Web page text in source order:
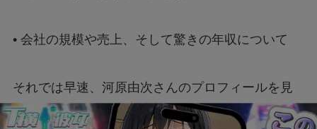
• 会社の規模や売上、そして驚きの年収について
それでは早速、河原由次さんのプロフィールを見
ていきましょう！